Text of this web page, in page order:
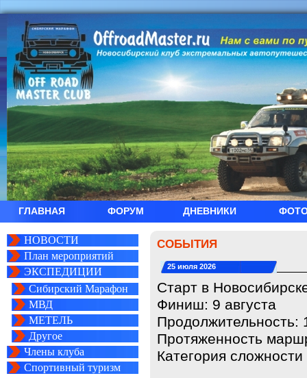
ГЛАВНАЯ ФОРУМ ДНЕВНИКИ
НОВОСТИ
План мероприятий
ЭКСПЕДИЦИИ
Сибирский Марафон
МВД
МЕТЕЛЬ
Другое
Члены клуба
Спортивный туризм
СОБЫТИЯ
25 июля 2026
Старт в
Финиш: 9 августа
Продолжительность:
Протяженность
Категория